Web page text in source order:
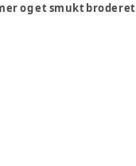
og et smukt broderet